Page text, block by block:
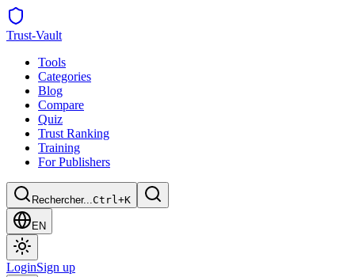
Trust-Vault
Tools
Categories
Blog
Compare
Quiz
Trust Ranking
Training
For Publishers
Rechercher...Ctrl+K
EN
LoginSign up